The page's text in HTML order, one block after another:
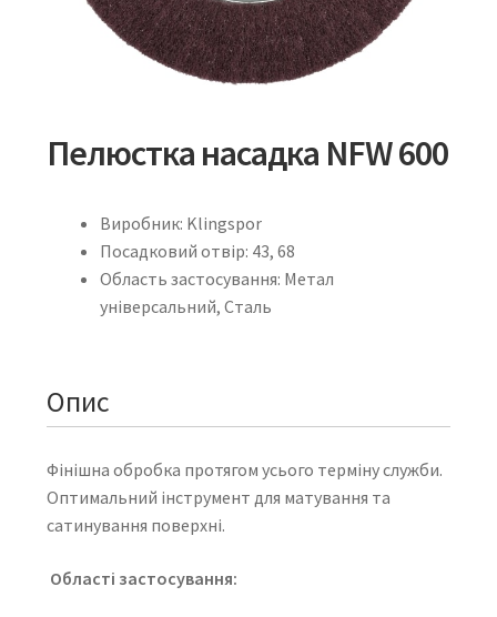
Пелюстка насадка NFW 600
Виробник: Klingspor
Посадковий отвір: 43, 68
Область застосування: Метал
універсальний, Сталь
Опис
Фінішна обробка протягом усього терміну служби.
Оптимальний інструмент для матування та
сатинування поверхні.
Області застосування: